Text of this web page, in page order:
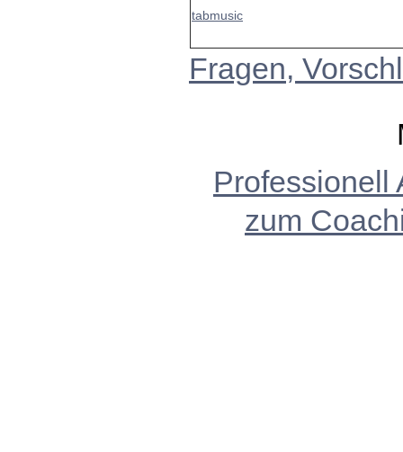
tabmusic
Fragen,
Professionell
zum